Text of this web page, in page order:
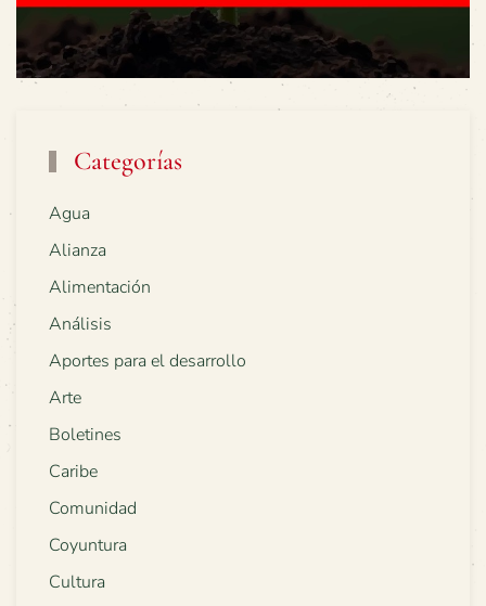
Categorías
Agua
Alianza
Alimentación
Análisis
Aportes para el desarrollo
Arte
Boletines
Caribe
Comunidad
Coyuntura
Cultura